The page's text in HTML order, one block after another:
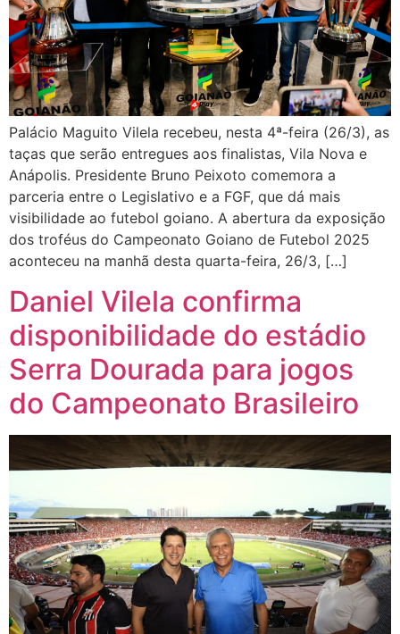
Palácio Maguito Vilela recebeu, nesta 4ª-feira (26/3), as
taças que serão entregues aos finalistas, Vila Nova e
Anápolis. Presidente Bruno Peixoto comemora a
parceria entre o Legislativo e a FGF, que dá mais
visibilidade ao futebol goiano. A abertura da exposição
dos troféus do Campeonato Goiano de Futebol 2025
aconteceu na manhã desta quarta-feira, 26/3, […]
Daniel Vilela confirma
disponibilidade do estádio
Serra Dourada para jogos
do Campeonato Brasileiro